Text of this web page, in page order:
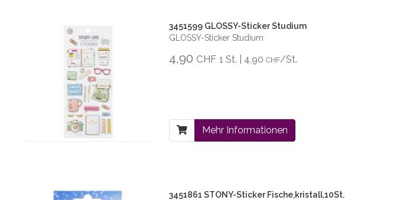
3451599 GLOSSY-Sticker Studium
GLOSSY-Sticker Studium
4,90 CHF 1 St. | 4,90 CHF/St.
Mehr Informationen
3451861 STONY-Sticker Fische,kristall,10St.